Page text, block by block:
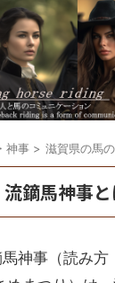
神事 > 滋賀県の馬
鏑馬神事と
神事（読み方